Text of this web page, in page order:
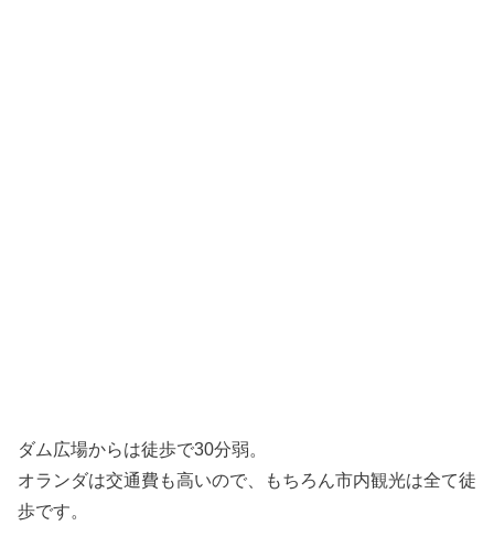
ダム広場からは徒歩で30分弱。
オランダは交通費も高いので、もちろん市内観光は全て徒
歩です。